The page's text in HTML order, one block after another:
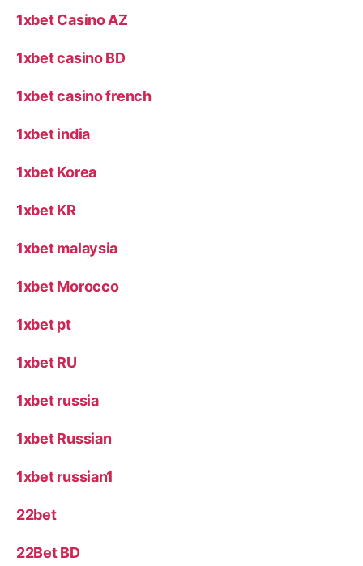
1xbet Casino AZ
1xbet casino BD
1xbet casino french
1xbet india
1xbet Korea
1xbet KR
1xbet malaysia
1xbet Morocco
1xbet pt
1xbet RU
1xbet russia
1xbet Russian
1xbet russian1
22bet
22Bet BD